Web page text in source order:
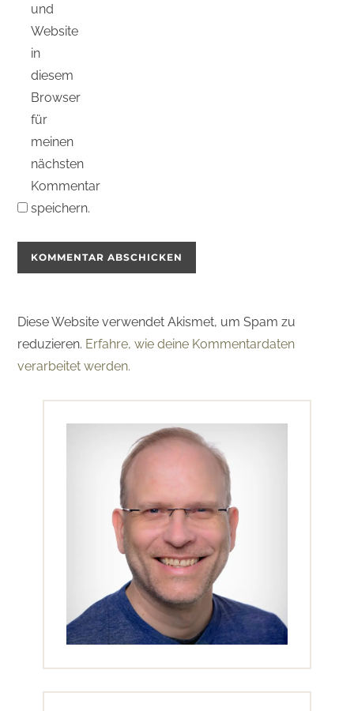
und
Website
in
diesem
Browser
für
meinen
nächsten
Kommentar
speichern.
Diese Website verwendet Akismet, um Spam zu
reduzieren. Erfahre, wie deine Kommentardaten
verarbeitet werden.